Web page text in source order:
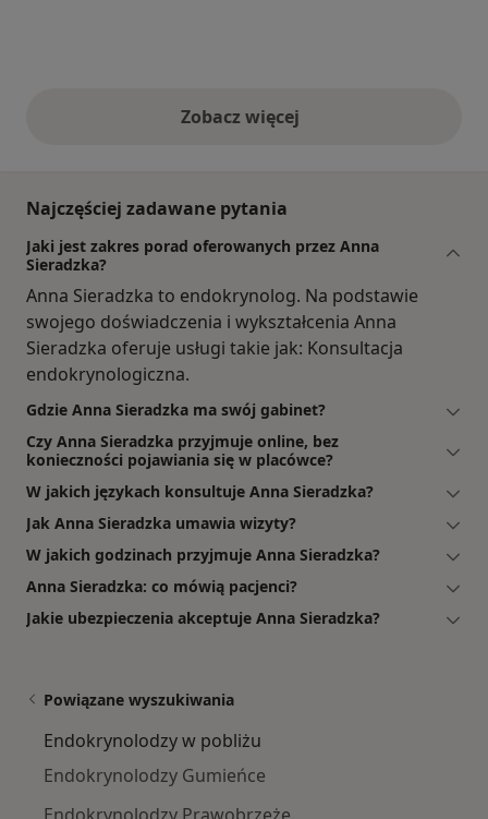
Zobacz więcejopinie powyżej
Najczęściej zadawane pytania
Jaki jest zakres porad oferowanych przez Anna
Sieradzka?
Anna Sieradzka to endokrynolog. Na podstawie
swojego doświadczenia i wykształcenia Anna
Sieradzka oferuje usługi takie jak: Konsultacja
endokrynologiczna.
Gdzie Anna Sieradzka ma swój gabinet?
Czy Anna Sieradzka przyjmuje online, bez
konieczności pojawiania się w placówce?
W jakich językach konsultuje Anna Sieradzka?
Jak Anna Sieradzka umawia wizyty?
W jakich godzinach przyjmuje Anna Sieradzka?
Anna Sieradzka: co mówią pacjenci?
Jakie ubezpieczenia akceptuje Anna Sieradzka?
Powiązane wyszukiwania
Endokrynolodzy w pobliżu
Endokrynolodzy Gumieńce